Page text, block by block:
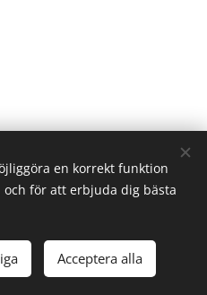
Cookies
en korrekt funktion
för att erbjuda dig bästa
Acceptera alla